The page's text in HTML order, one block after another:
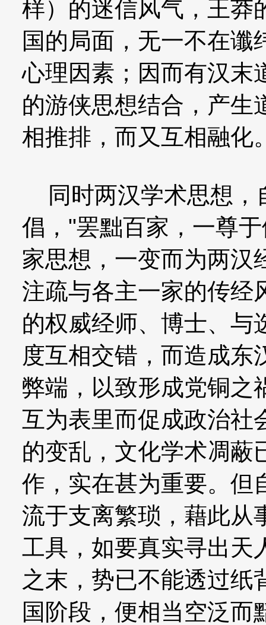
样）的迷信风气，王莽
国的局面，无一不在谶
心理因素；因而有汉末
的游侠思想结合，产生
相推排，而又互相融化
同时两汉学术思想，
倡，"罢黜百家，一尊
家思想，一变而为两汉
注疏与各主一家的传经
的权威经师、博士、与
度互相交错，而造成东
弊端，以致形成党铜之
互为表里而促成政治社
的变乱，文化学术凋蔽
作，实在甚为重要。但
流于支离繁琐，藉此从
工具，如要真实寻出天
之末，势已不能透过纸
国阶段，便相当空泛而